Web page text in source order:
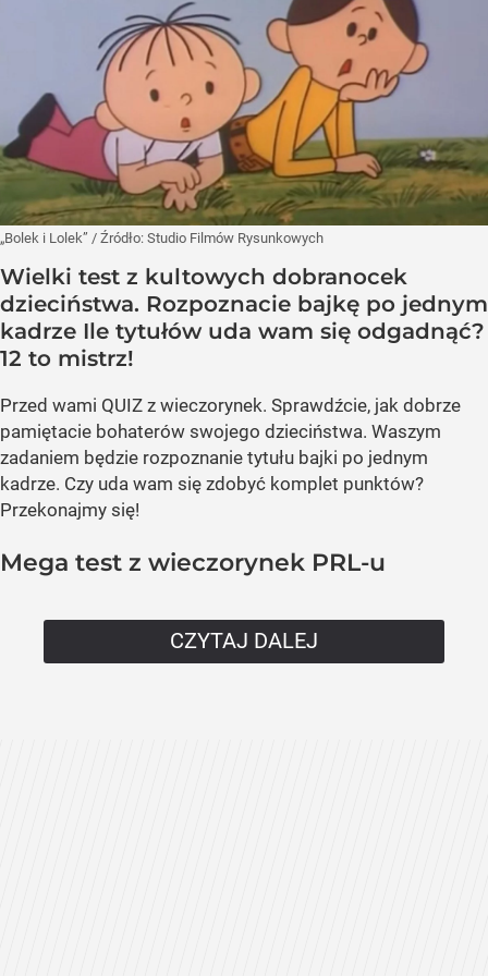
„Bolek i Lolek” / Źródło: Studio Filmów Rysunkowych
Wielki test z kultowych dobranocek
dzieciństwa. Rozpoznacie bajkę po jednym
kadrze Ile tytułów uda wam się odgadnąć?
12 to mistrz!
Przed wami QUIZ z wieczorynek. Sprawdźcie, jak dobrze
pamiętacie bohaterów swojego dzieciństwa. Waszym
zadaniem będzie rozpoznanie tytułu bajki po jednym
kadrze. Czy uda wam się zdobyć komplet punktów?
Przekonajmy się!
Mega test z wieczorynek PRL-u
CZYTAJ DALEJ